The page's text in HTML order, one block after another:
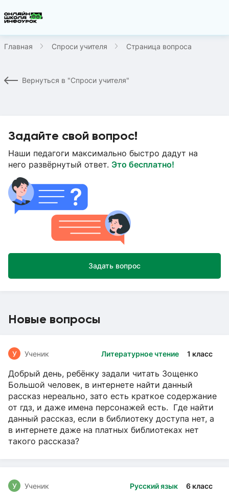
Главная Спроси учителя Страница вопроса
Вернуться в "Спроси учителя"
Задайте свой вопрос!
Наши педагоги максимально быстро дадут на
него развёрнутый ответ. Это бесплатно!
Задать вопрос
Новые вопросы
Литературное чтение 1 класс
У Ученик
Добрый день, ребёнку задали читать Зощенко
Большой человек, в интернете найти данный
рассказ нереально, зато есть краткое содержание
от гдз, и даже имена персонажей есть. Где найти
данный рассказ, если в библиотеку доступа нет, а
в интернете даже на платных библиотеках нет
такого рассказа?
Русский язык 6 класс
У Ученик